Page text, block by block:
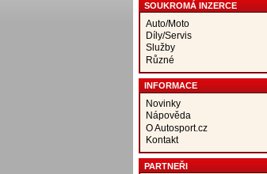
SOUKROMÁ INZERCE
Auto/Moto
Díly/Servis
Služby
Různé
INFORMACE
Novinky
Nápověda
O Autosport.cz
Kontakt
PARTNEŘI